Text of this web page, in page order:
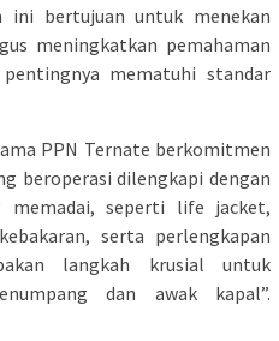
ini bertujuan untuk menekan
meningkatkan pemahaman
mematuhi standar
PPN Ternate berkomitmen
beroperasi dilengkapi dengan
memadai, seperti life jacket,
serta perlengkapan
langkah krusial untuk
dan awak kapal”.